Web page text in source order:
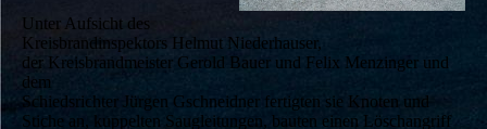
Unter Aufsicht des
Kreisbrandinspektors Helmut Niederhauser,
der Kreisbrandmeister Gerold Bauer und Felix Menzinger und
dem
Schiedsrichter Jürgen Gschneidner fertigten sie Knoten und
Stiche an, kuppelten Saugleitungen, bauten einen Löschangriff